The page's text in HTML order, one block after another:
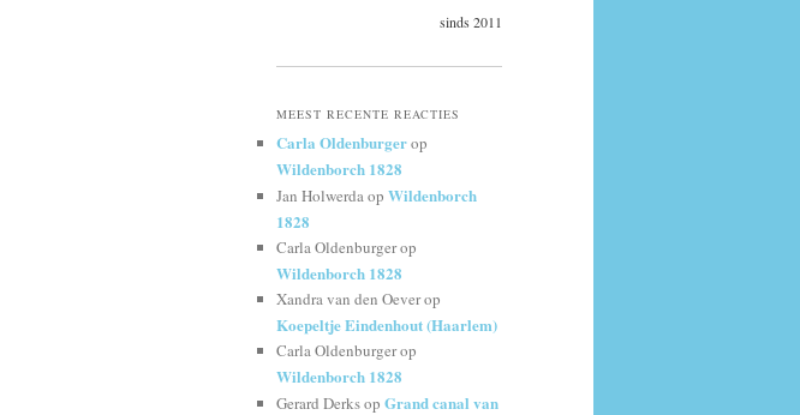
sinds 2011
MEEST RECENTE REACTIES
Carla Oldenburgerop
Wildenborch 1828
Jan Holwerdaop Wildenborch
1828
Carla Oldenburgerop
Wildenborch 1828
Xandra van den Oeverop
Koepeltje Eindenhout (Haarlem)
Carla Oldenburgerop
Wildenborch 1828
Gerard Derksop Grand canal van